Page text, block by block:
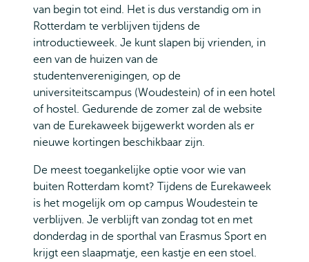
van begin tot eind. Het is dus verstandig om in
Rotterdam te verblijven tijdens de
introductieweek. Je kunt slapen bij vrienden, in
een van de huizen van de
studentenverenigingen, op de
universiteitscampus (Woudestein) of in een hotel
of hostel. Gedurende de zomer zal de website
van de Eurekaweek bijgewerkt worden als er
nieuwe kortingen beschikbaar zijn.
De meest toegankelijke optie voor wie van
buiten Rotterdam komt? Tijdens de Eurekaweek
is het mogelijk om op campus Woudestein te
verblijven. Je verblijft van zondag tot en met
donderdag in de sporthal van Erasmus Sport en
krijgt een slaapmatje, een kastje en een stoel.